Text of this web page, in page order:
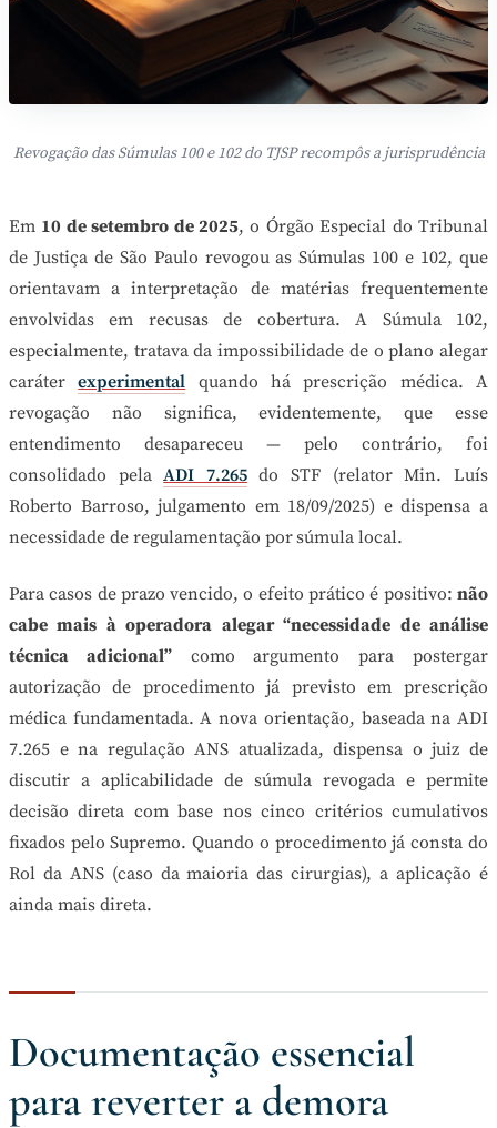
Revogação das Súmulas 100 e 102 do TJSP recompôs a jurisprudência
Em 10 de setembro de 2025, o Órgão Especial do Tribunal
de Justiça de São Paulo revogou as Súmulas 100 e 102, que
orientavam a interpretação de matérias frequentemente
envolvidas em recusas de cobertura. A Súmula 102,
especialmente, tratava da impossibilidade de o plano alegar
caráterexperimental quando há prescrição médica. A
revogação não significa, evidentemente, que esse
entendimento desapareceu — pelo contrário, foi
consolidado pelaADI 7.265do STF (relator Min. Luís
Roberto Barroso, julgamento em 18/09/2025) e dispensa a
necessidade de regulamentação por súmula local.
Para casos de prazo vencido, o efeito prático é positivo: não
cabe mais à operadora alegar “necessidade de análise
técnica adicional”como argumento para postergar
autorização de procedimento já previsto em prescrição
médica fundamentada. A nova orientação, baseada na ADI
7.265 e na regulação ANS atualizada, dispensa o juiz de
discutir a aplicabilidade de súmula revogada e permite
decisão direta com base nos cinco critérios cumulativos
fixados pelo Supremo. Quando o procedimento já consta do
Rol da ANS (caso da maioria das cirurgias), a aplicação é
ainda mais direta.
Documentação essencial
para reverter a demora